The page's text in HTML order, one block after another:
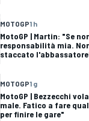
MOTOGP1 h
MotoGP | Martin: "Se
responsabilità mia.
staccato
MOTOGP1 g
MotoGP | Bezzecchi
male. Fatico a fare
per finire le gare"